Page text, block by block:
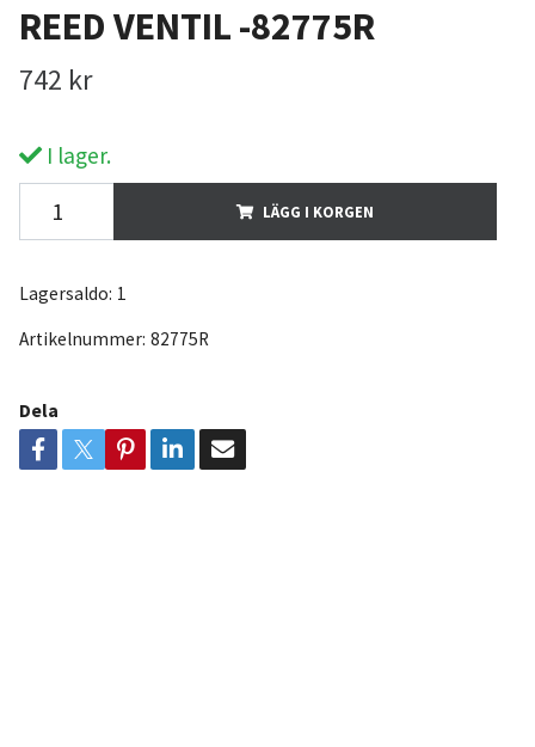
REED VENTIL -82775R
742 kr
I lager.
LÄGG I KORGEN
Lagersaldo: 1
Artikelnummer: 82775R
Dela